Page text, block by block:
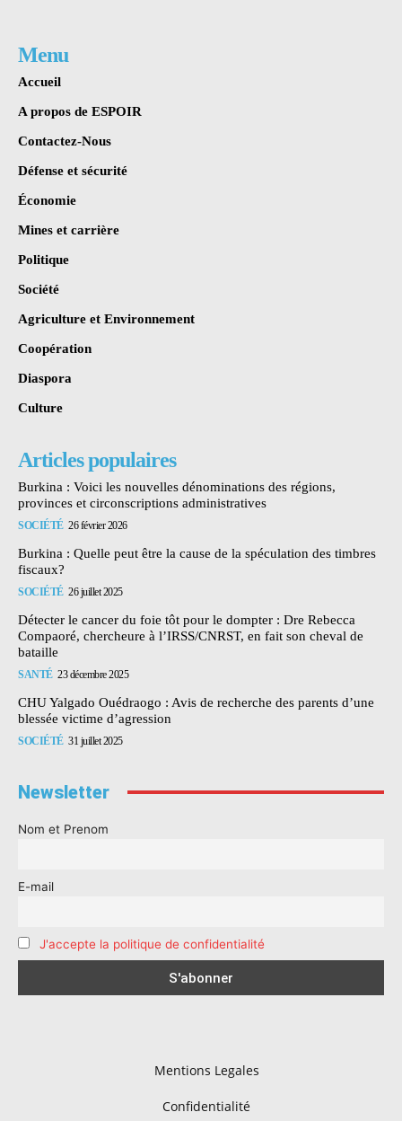
Menu
Accueil
A propos de ESPOIR
Contactez-Nous
Défense et sécurité
Économie
Mines et carrière
Politique
Société
Agriculture et Environnement
Coopération
Diaspora
Culture
Articles populaires
Burkina : Voici les nouvelles dénominations des régions,
provinces et circonscriptions administratives
SOCIÉTÉ 26 février 2026
Burkina : Quelle peut être la cause de la spéculation des timbres
fiscaux?
SOCIÉTÉ 26 juillet 2025
Détecter le cancer du foie tôt pour le dompter : Dre Rebecca
Compaoré, chercheure à l’IRSS/CNRST, en fait son cheval de
bataille
SANTÉ 23 décembre 2025
CHU Yalgado Ouédraogo : Avis de recherche des parents d’une
blessée victime d’agression
SOCIÉTÉ 31 juillet 2025
Newsletter
Nom et Prenom
E-mail
J'accepte la politique de confidentialité
Mentions Legales
Confidentialité